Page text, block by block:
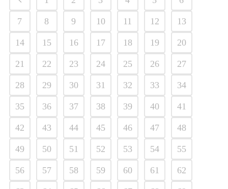
7 8 9 10 11 12 13
14 15 16 17 18 19 20
21 22 23 24 25 26 27
28 29 30 31 32 33 34
35 36 37 38 39 40 41
42 43 44 45 46 47 48
49 50 51 52 53 54 55
56 57 58 59 60 61 62